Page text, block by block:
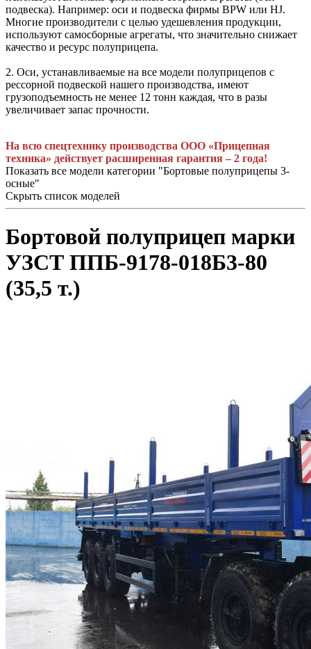
подвеска). Например: оси и подвеска фирмы BPW или HJ.
Многие производители с целью удешевления продукции,
используют самосборные агрегаты, что значительно снижает
качество и ресурс полуприцепа.
2. Оси, устанавливаемые на все модели полуприцепов с
рессорной подвеской нашего производства, имеют
грузоподъемность не менее 12 тонн каждая, что в разы
увеличивает запас прочности.
На всю спецтехнику производства ООО «Прицепная
техника» действует расширенная гарантия – 2 года!
Показать все модели категории "Бортовые полуприцепы 3-
осные"
Скрыть список моделей
Бортовой полуприцеп марки
УЗСТ ППБ-9178-018Б3-80
(35,5 т.)